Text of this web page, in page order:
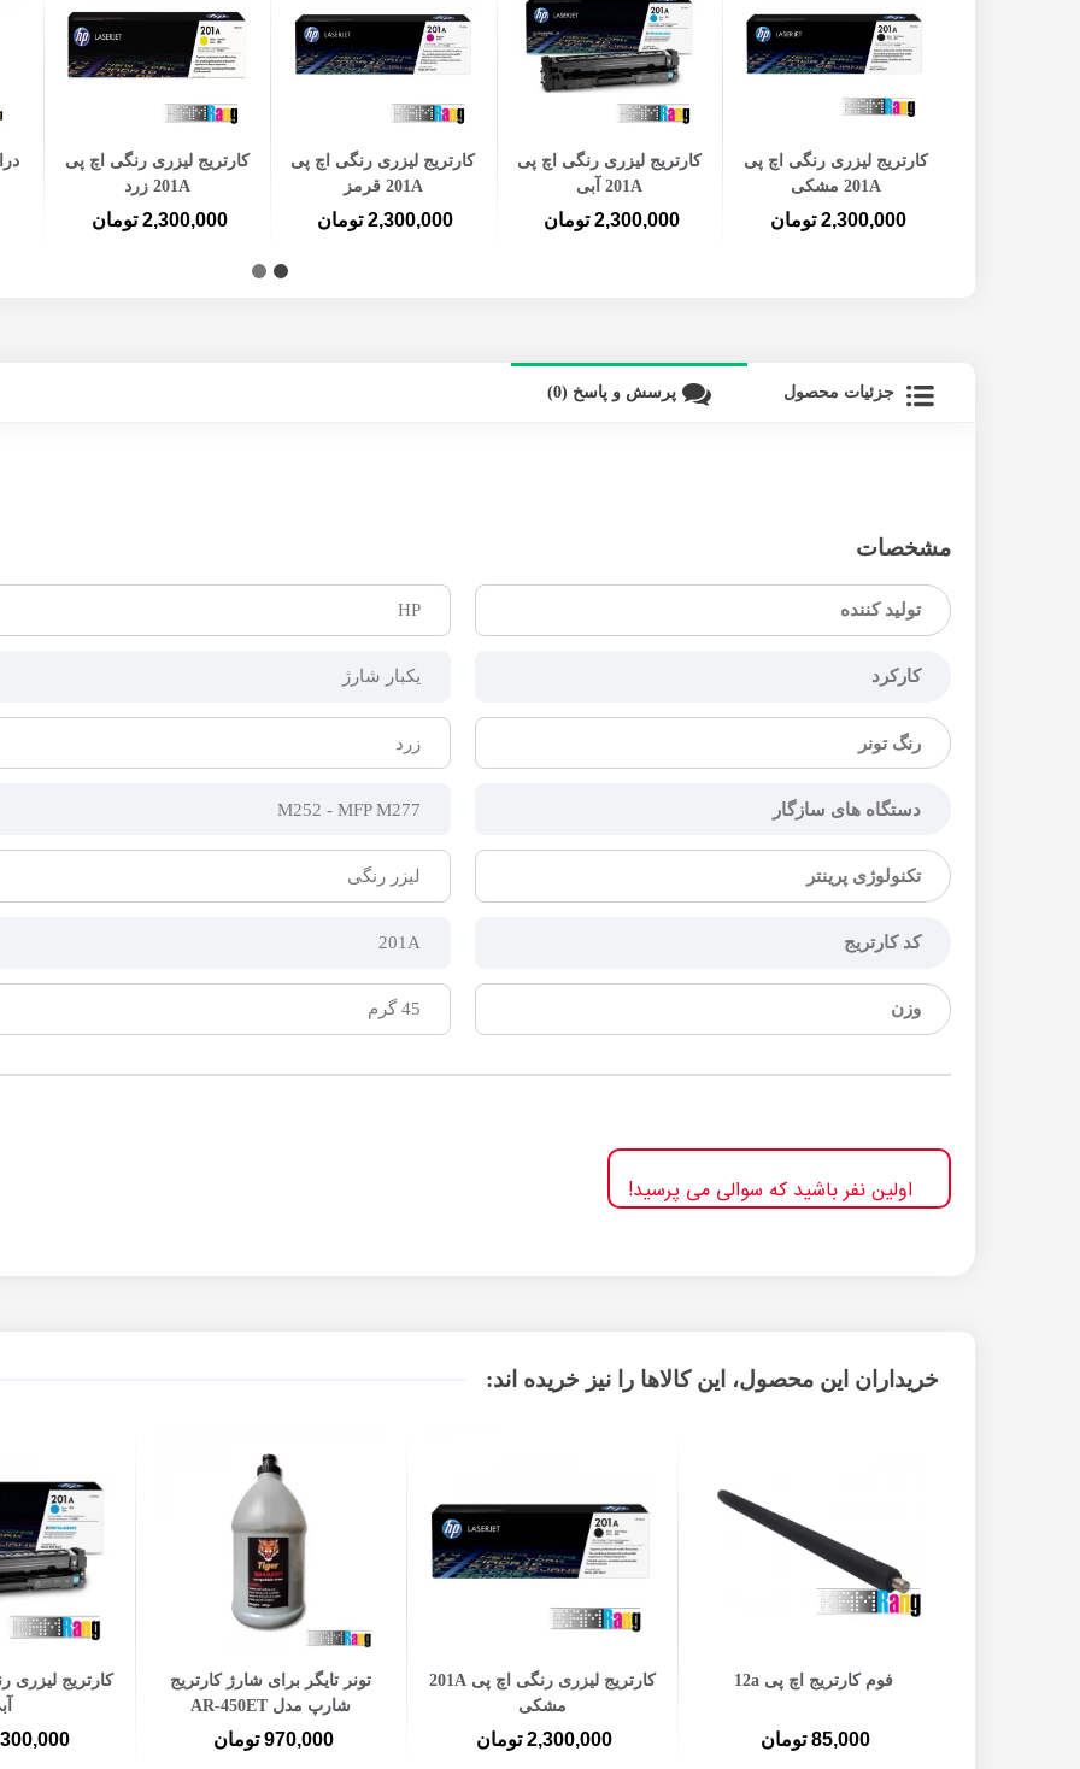
افزودن به سبد خرید
کارتریج لیزری رنگی اچ پی
201A مشکی
2,300,000 تومان
افزودن به سبد خرید
کارتریج لیزری رنگی اچ پی
201A آبی
2,300,000 تومان
افزودن به سبد خرید
کارتریج لیزری رنگی اچ پی
201A قرمز
2,300,000 تومان
افزودن به سبد خرید
کارتریج لیزری رنگی اچ پی
201A زرد
2,300,000 تومان
جزئیات محصول پرسش و پاسخ (0)
مشخصات
تولید کننده HP
کارکرد یکبار شارژ
رنگ تونر زرد
دستگاه های سازگار M252 - MFP M277
تکنولوژی پرینتر لیزر رنگی
کد کارتریج 201A
وزن 45 گرم
اولین نفر باشید که سوالی می پرسید!
خریداران این محصول، این کالاها را نیز خریده اند:
افزودن به سبد خرید
فوم کارتریج اچ پی 12a
85,000 تومان
افزودن به سبد خرید کارتریج لیزری رنگی اچ پی 201A
مشکی
2,300,000 تومان
افزودن به سبد خرید
تونر تایگر برای شارژ کارتریج
شارپ مدل AR-450ET
970,000 تومان 2,300,000